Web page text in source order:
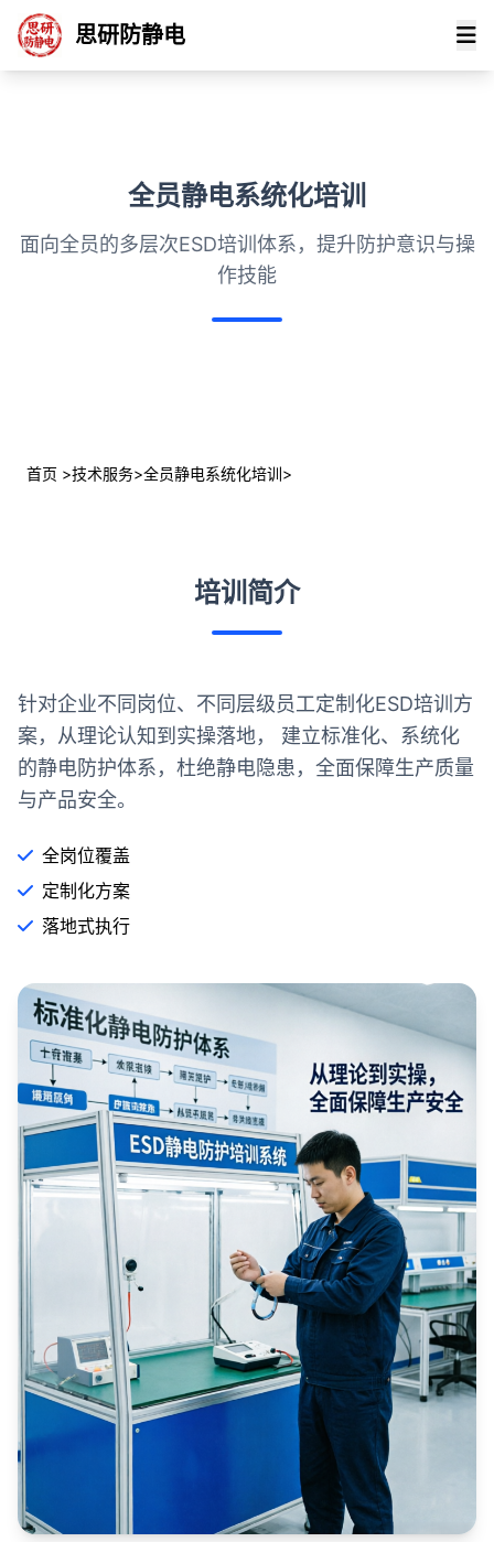
思研防静电
全员静电系统化培训
面向全员的多层次ESD培训体系，提升防护意识与操
作技能
首页 >技术服务>全员静电系统化培训>
培训简介
针对企业不同岗位、不同层级员工定制化ESD培训方
案，从理论认知到实操落地， 建立标准化、系统化
的静电防护体系，杜绝静电隐患，全面保障生产质量
与产品安全。
全岗位覆盖
定制化方案
落地式执行